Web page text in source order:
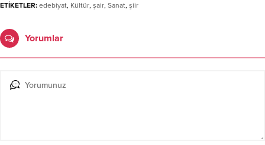
ETİKETLER: edebiyat, Kültür, şair, Sanat, şiir
Yorumlar